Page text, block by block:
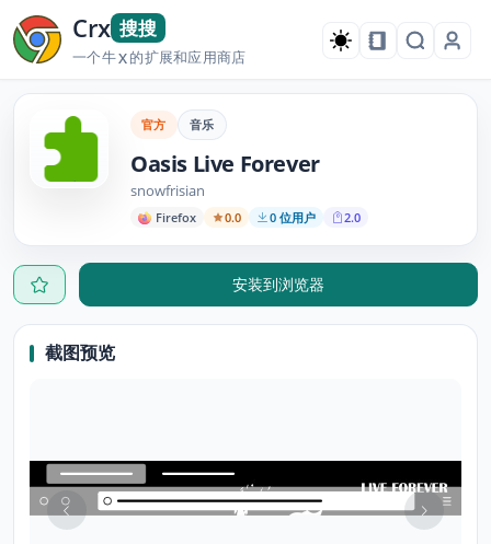
Crx 搜搜
一个牛X的扩展和应用商店
官方 音乐
Oasis Live Forever
snowfrisian
Firefox 0.0 0 位用户 2.0
安装到浏览器
截图预览